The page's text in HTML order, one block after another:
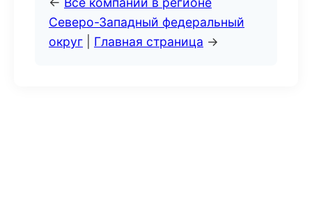
Северо-Западный федеральный
округ
Главная страница →